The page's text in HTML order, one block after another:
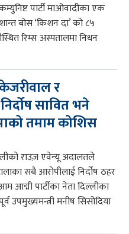
पार्टी माओवादीका एक
बोस ‘किशन दा’ को ८५
रिम्स अस्पतालमा निधन
र
सावित भने
तमाम कोशिस
राउज़ एवेन्यू अदालतले
सबै आरोपीलाई निर्दोष ठहर
आद्मी पार्टीका नेता दिल्लीका
उपमुख्यमन्त्री मनीष सिसोदिया